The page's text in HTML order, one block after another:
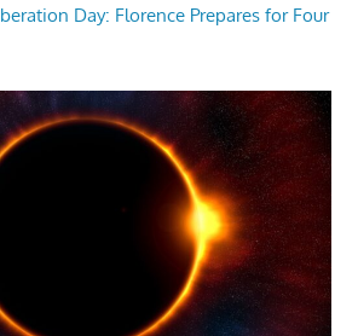
Day: Florence Prepares for Four